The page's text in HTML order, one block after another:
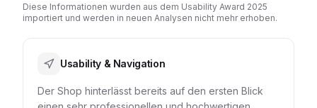
Diese Informationen wurden aus dem Usability Award 2025
importiert und werden in neuen Analysen nicht mehr erhoben.
Usability & Navigation
Der Shop hinterlässt bereits auf den ersten Blick